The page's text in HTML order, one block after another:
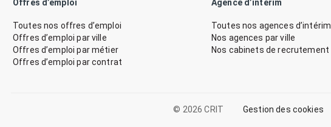
Offres d’emploi
Toutes nos offres d’emploi
Offres d’emploi par ville
Offres d’emploi par métier
Offres d’emploi par contrat
Agence d’intérim
Toutes nos agences d’intérim
Nos agences par ville
Nos cabinets de recrutement
© 2026 CRIT Gestion des cookies